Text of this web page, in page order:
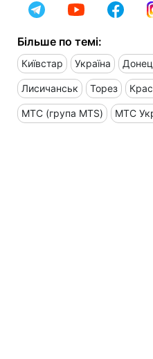
Більше по темі:
Київстар Україна
Лисичанськ Торез
МТС (група MTS) МТС